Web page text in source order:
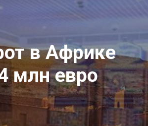
в Африке
млн евро